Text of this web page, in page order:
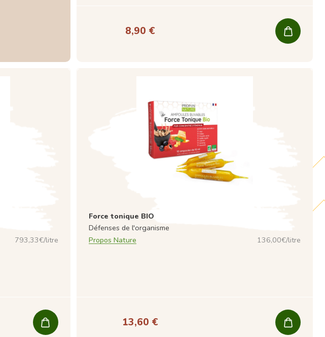
8,90 €
793,33€/litre
Force tonique BIO
Défenses de l'organisme
Propos Nature
136,00€/litre
13,60 €